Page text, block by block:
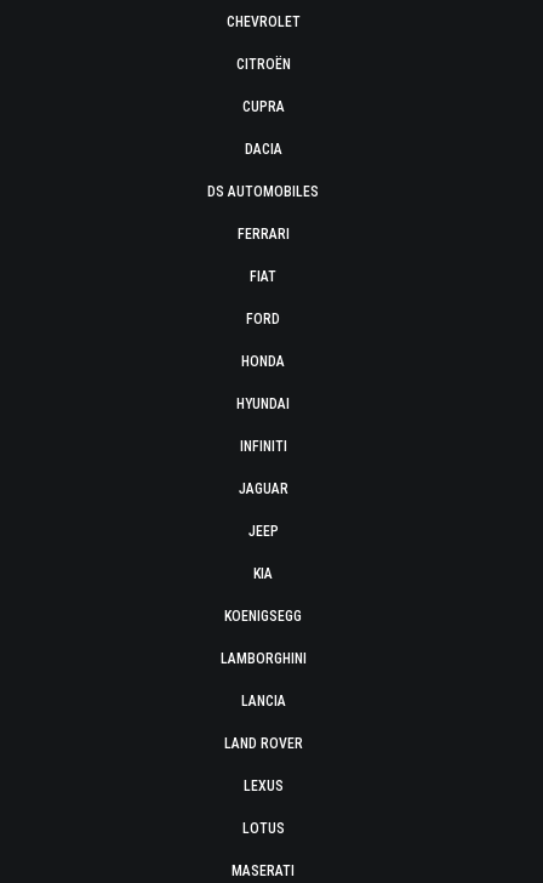
CHEVROLET
CITROËN
CUPRA
DACIA
DS AUTOMOBILES
FERRARI
FIAT
FORD
HONDA
HYUNDAI
INFINITI
JAGUAR
JEEP
KIA
KOENIGSEGG
LAMBORGHINI
LANCIA
LAND ROVER
LEXUS
LOTUS
MASERATI